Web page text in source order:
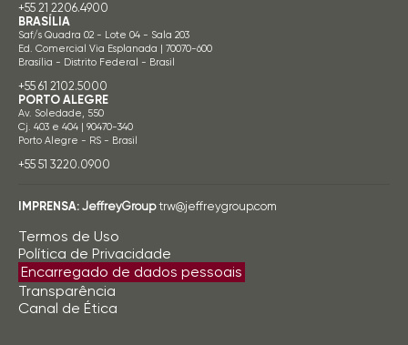
+55 21 2206.4900
BRASÍLIA
Saf/s Quadra 02 - Lote 04 - Sala 203
Ed. Comercial Via Esplanada | 70070-600
Brasília - Distrito Federal - Brasil
+55 61 2102.5000
PORTO ALEGRE
Av. Soledade, 550
Cj. 403 e 404 | 90470-340
Porto Alegre - RS - Brasil
+55 51 3220.0900
IMPRENSA: JeffreyGroup trw@jeffreygroup.com
Termos de Uso
Política de Privacidade
Encarregado de dados pessoais
Transparência
Canal de Ética